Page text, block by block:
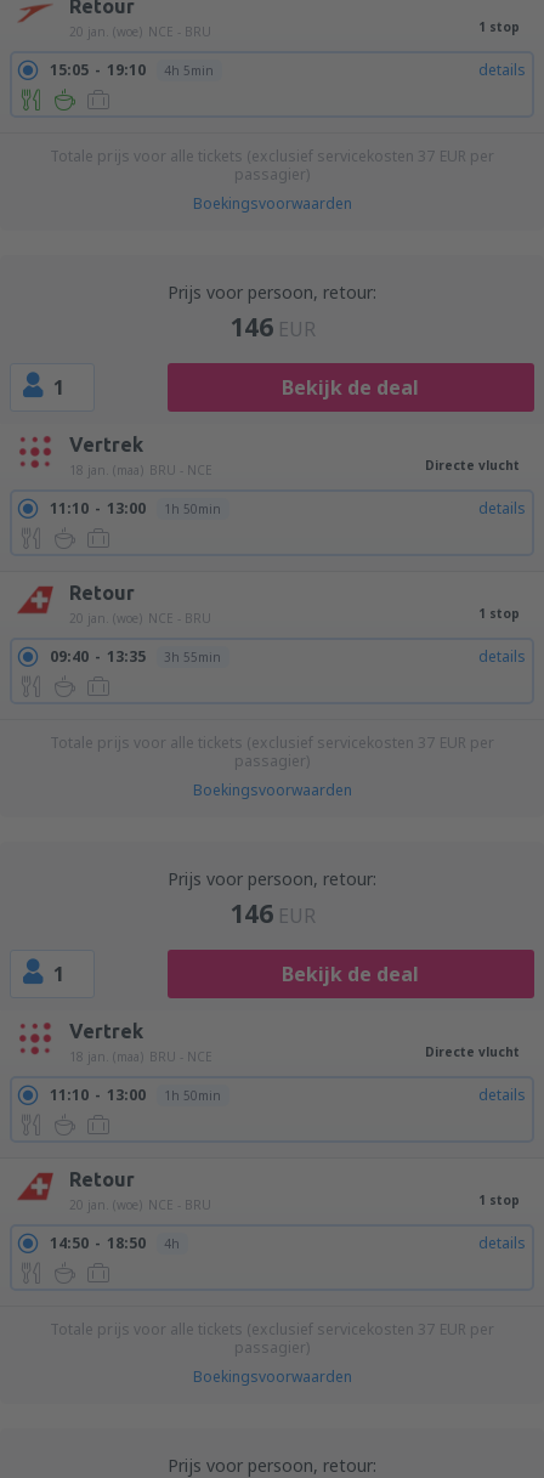
Retour
20 jan. (woe) NCE - BRU 1 stop
15:05 19:10 4h 5min details
Totale prijs voor alle tickets (exclusief servicekosten 37 EUR per
passagier)
Boekingsvoorwaarden
Prijs voor persoon, retour:
146 EUR
1 Bekijk de deal
Vertrek
18 jan. (maa) BRU - NCE Directe vlucht
11:10 13:00 1h 50min details
Retour
20 jan. (woe) NCE - BRU 1 stop
09:40 13:35 3h 55min details
Totale prijs voor alle tickets (exclusief servicekosten 37 EUR per
passagier)
Boekingsvoorwaarden
Prijs voor persoon, retour:
146 EUR
1 Bekijk de deal
Vertrek
18 jan. (maa) BRU - NCE Directe vlucht
11:10 13:00 1h 50min details
Retour
20 jan. (woe) NCE - BRU 1 stop
14:50 18:50 4h details
Totale prijs voor alle tickets (exclusief servicekosten 37 EUR per
passagier)
Boekingsvoorwaarden
Prijs voor persoon, retour: